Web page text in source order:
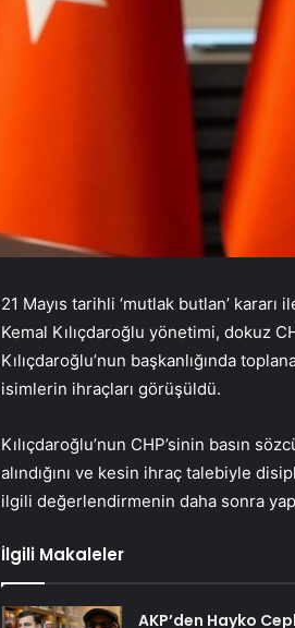
21 Mayıs tarihli ‘mutlak butlan’
Kemal Kılıçdaroğlu yönetimi, dokuz
Kılıçdaroğlu’nun başkanlığında
isimlerin ihraçları görüşüldü.
Kılıçdaroğlu’nun CHP’sinin basın
alındığını ve kesin ihraç talebiyle
ilgili değerlendirmenin daha sonra
İlgili Makaleler
AKP’den Hayko